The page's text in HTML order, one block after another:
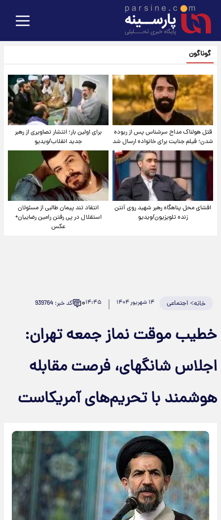
گوناگون
قتل هولناک مداح سرشناس پس از ربوده
شدن؛ فیلم جنایت برای خانواده ارسال شد
برای اولین بار؛ انتشار تصاویری از رهبر
جدید انقلاب/ویدیو
افشای محل پناهگاه‌ رهبر شهید روی آنتن
زنده تلویزیون/ویدیو
انتقاد تند پیمان طالبی از مسئولان
استقلال در پی رفتن رامین رضاییان+
عکس
خانه>اجتماعی ۱۴ شهریور ۱۴۰۴ ۱۴:۴۵۰ کد خبر: 939764
خطیب موقت نماز جمعه تهران:
اجلاس شانگهای، فرصت مقابله
هوشمند با تحریم‌های آمریکاست